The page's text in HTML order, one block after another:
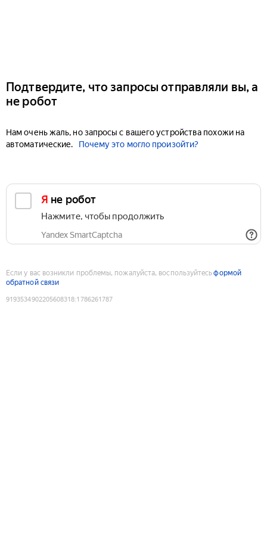
Подтвердите, что запросы отправляли вы, а
не робот
Нам очень жаль, но запросы с вашего устройства похожи на
автоматические.
Почему это могло произойти?
Я не робот
Нажмите, чтобы продолжить
Yandex SmartCaptcha
Если у вас возникли проблемы, пожалуйста, воспользуйтесьформой
обратной связи
9193534902205608318:1786261787